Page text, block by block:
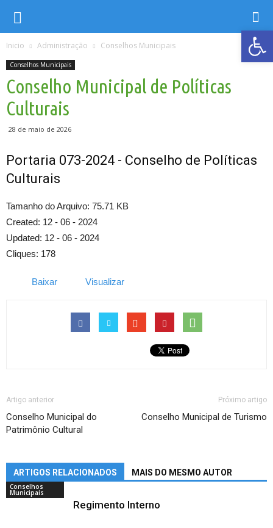
Inicio Administração Conselhos Municipais
Conselhos Municipais
Conselho Municipal de Políticas
Culturais
28 de maio de 2026
Portaria 073-2024 - Conselho de Políticas
Culturais
Tamanho do Arquivo: 75.71 KB
Created: 12 - 06 - 2024
Updated: 12 - 06 - 2024
Cliques: 178
Baixar Visualizar
Artigo anterior
Conselho Municipal do
Patrimônio Cultural
Próximo artigo
Conselho Municipal de Turismo
ARTIGOS RELACIONADOS MAIS DO MESMO AUTOR
Conselhos
Municipais
Regimento Interno